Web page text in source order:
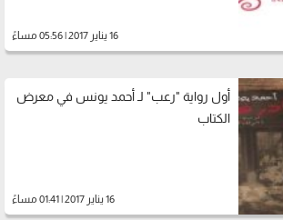
16 يناير 2017 | 05:56 مساءً
أول رواية "رعب" لـ أحمد يونس في معرض
الكتاب
16 يناير 2017 | 01:41 مساءً